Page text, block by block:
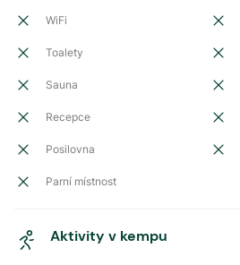
WiFi
Toalety
Sauna
Recepce
Posilovna
Parní místnost
Aktivity v kempu